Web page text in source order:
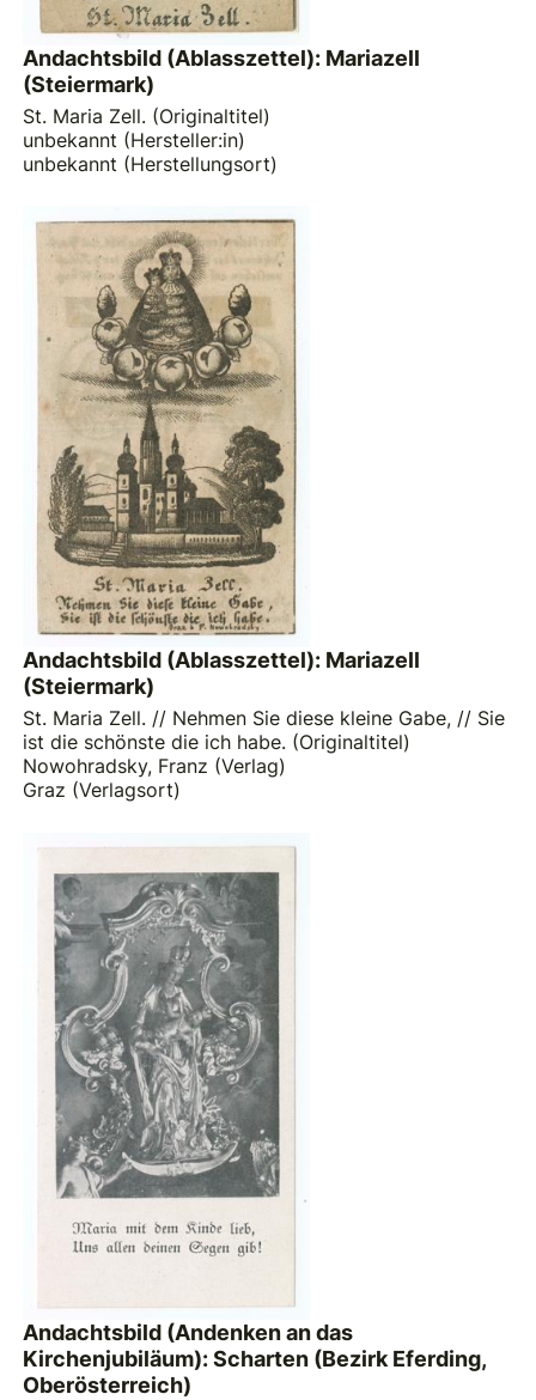
Andachtsbild (Ablasszettel): Mariazell
(Steiermark)
St. Maria Zell. (Originaltitel)
unbekannt (Hersteller:in)
unbekannt (Herstellungsort)
Andachtsbild (Ablasszettel): Mariazell
(Steiermark)
St. Maria Zell. // Nehmen Sie diese kleine Gabe, // Sie
ist die schönste die ich habe. (Originaltitel)
Nowohradsky, Franz (Verlag)
Graz (Verlagsort)
Andachtsbild (Andenken an das
Kirchenjubiläum): Scharten (Bezirk Eferding,
Oberösterreich)